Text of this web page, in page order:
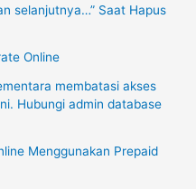
selanjutnya…” Saat Hapus
Online
membatasi akses
Hubungi admin database
Menggunakan Prepaid